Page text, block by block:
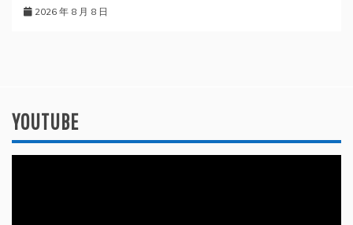
2026 年 8 月 8 日
YOUTUBE